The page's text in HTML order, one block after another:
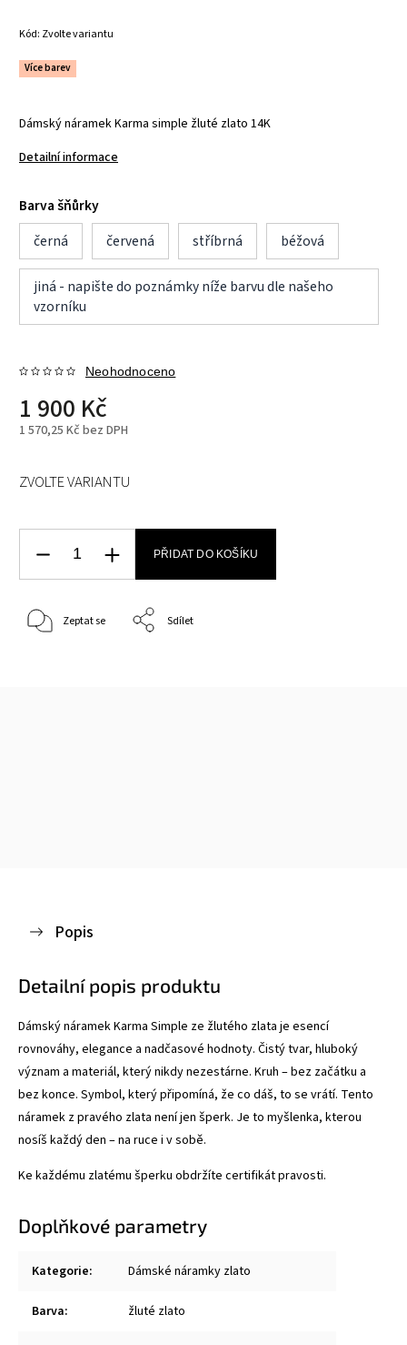
Kód: Zvolte variantu
Více barev
Dámský náramek Karma simple žluté zlato 14K
Detailní informace
Barva šňůrky
černá
červená stříbrná béžová
jiná - napište do poznámky níže barvu dle našeho
vzorníku
Neohodnoceno
1 900 Kč
1 570,25 Kč bez DPH
ZVOLTE VARIANTU
PŘIDAT DO KOŠÍKU
Zeptat se Sdílet
Popis
Detailní popis produktu
Dámský náramek Karma Simple ze žlutého zlata je esencí
rovnováhy, elegance a nadčasové hodnoty. Čistý tvar, hluboký
význam a materiál, který nikdy nezestárne. Kruh – bez začátku a
bez konce. Symbol, který připomíná, že co dáš, to se vrátí. Tento
náramek z pravého zlata není jen šperk. Je to myšlenka, kterou
nosíš každý den – na ruce i v sobě.
Ke každému zlatému šperku obdržíte certifikát pravosti.
Doplňkové parametry
Kategorie: Dámské náramky zlato
Barva: žluté zlato